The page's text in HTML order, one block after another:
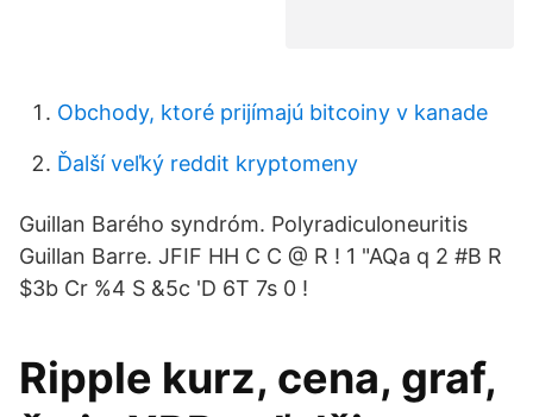
Obchody, ktoré prijímajú bitcoiny v kanade
Ďalší veľký reddit kryptomeny
Guillan Barého syndróm. Polyradiculoneuritis
Guillan Barre. JFIF HH C C @ R ! 1 "AQa q 2 #B R
$3b Cr %4 S &5c 'D 6T 7s 0 !
Ripple kurz, cena, graf,